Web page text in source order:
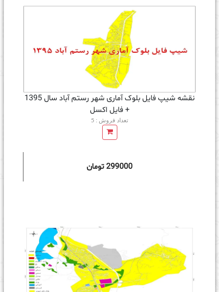
نقشه شیپ فایل بلوک آماری شهر رستم آباد سال 1395
+ فايل اكسل
تعداد فروش : 5
299000 تومان